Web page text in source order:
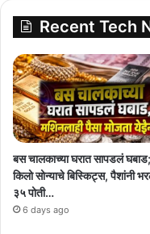
Recent Tech
बस चालकाच्या घरात सापडलं
किलो सोन्याचे बिस्किट्स, पैशांनी
३५ पोती…
6 days ago